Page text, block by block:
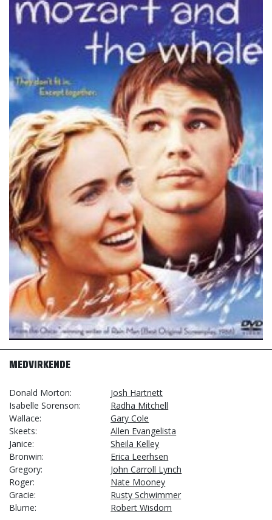
MEDVIRKENDE
Donald Morton
Josh Hartnett
Isabelle Sorenson
Radha Mitchell
Wallace
Gary Cole
Skeets
Allen Evangelista
Janice
Sheila Kelley
Bronwin
Erica Leerhsen
Gregory
John Carroll Lynch
Roger
Nate Mooney
Gracie
Rusty Schwimmer
Blume
Robert Wisdom